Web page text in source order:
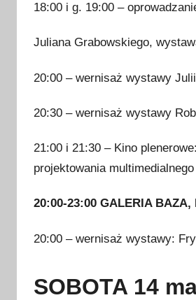
18:00 i g. 19:00 –
Juliana Grabowskiego,
20:00 – wernisaż wystawy
20:30 – wernisaż wystawy
21:00 i 21:30 – Kino
projektowania
20:00-23:00 GALERIA
20:00 – wernisaż wystawy:
SOBOTA 14